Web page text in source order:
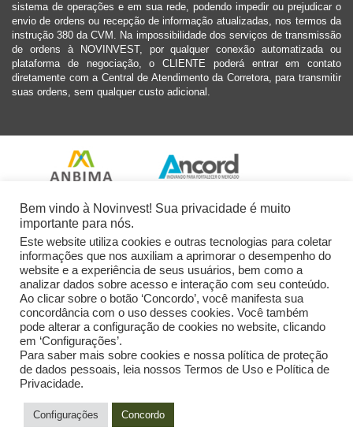
sistema de operações e em sua rede, podendo impedir ou prejudicar o
envio de ordens ou recepção de informação atualizadas, nos termos da
instrução 380 da CVM. Na impossibilidade dos serviços de transmissão
de ordens à NOVINVEST, por qualquer conexão automatizada ou
plataforma de negociação, o CLIENTE poderá entrar em contato
diretamente com a Central de Atendimento da Corretora, para transmitir
suas ordens, sem qualquer custo adicional.
Bem vindo à Novinvest! Sua privacidade é muito
importante para nós.
Este website utiliza cookies e outras tecnologias para coletar
informações que nos auxiliam a aprimorar o desempenho do
website e a experiência de seus usuários, bem como a
analizar dados sobre acesso e interação com seu conteúdo.
Ao clicar sobre o botão ‘Concordo’, você manifesta sua
concordância com o uso desses cookies. Você também
pode alterar a configuração de cookies no website, clicando
em ‘Configurações’.
Para saber mais sobre cookies e nossa política de proteção
de dados pessoais, leia nossos Termos de Uso e Política de
Privacidade.
Configurações Concordo